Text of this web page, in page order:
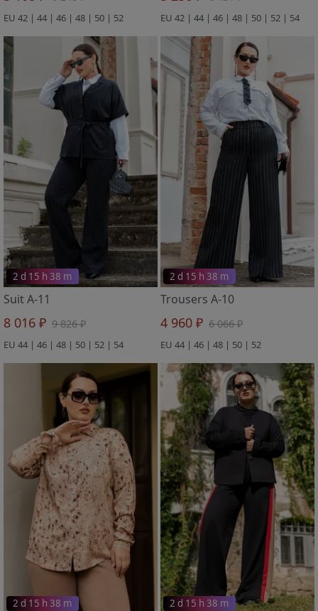
EU 42 | 44 | 46 | 48 | 50 | 52 EU 42 | 44 | 46 | 48 | 50 | 52 | 54
2 d 15 h 38 m
Suit A-11
8 016 ₽ 9 826 ₽
EU 44 | 46 | 48 | 50 | 52 | 54
2 d 15 h 38 m
Trousers A-10
4 960 ₽ 6 066 ₽
EU 44 | 46 | 48 | 50 | 52
2 d 15 h 38 m 2 d 15 h 38 m